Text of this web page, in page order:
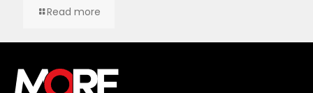
Read more